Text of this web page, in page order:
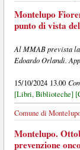
Montelupo
punto di vista
Al MMAB prevista
Edoardo Orlandi.
15/10/2024 13.00
[Libri, Biblioteche]
Comune di
Montelupo.
prevenzione